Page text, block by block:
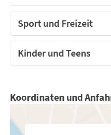
Sport und Freizeit
Kinder und Teens
Koordinaten und